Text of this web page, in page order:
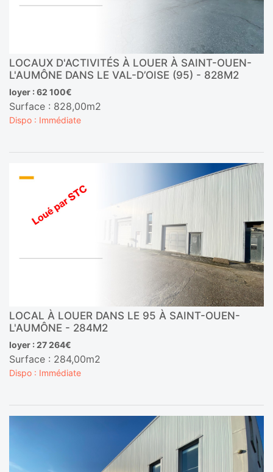
LOCAUX D'ACTIVITÉS À LOUER À SAINT-OUEN-
L'AUMÔNE DANS LE VAL-D’OISE (95) - 828M2
loyer : 62 100€
Surface : 828,00m2
Dispo : Immédiate
LOCAL À LOUER DANS LE 95 À SAINT-OUEN-
L'AUMÔNE - 284M2
loyer : 27 264€
Surface : 284,00m2
Dispo : Immédiate